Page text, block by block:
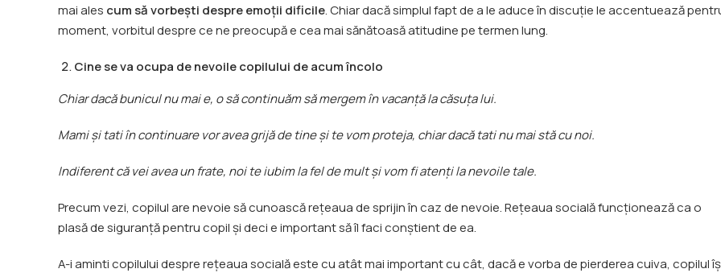
mai ales cum să vorbești despre emoții dificile. Chiar dacă simplul fapt de a le aduce în discuție le accentuează
moment, vorbitul despre ce ne preocupă e cea mai sănătoasă atitudine pe termen lung.
Cine se va ocupa de nevoile copilului de acum încolo
Chiar dacă bunicul nu mai e, o să continuăm să mergem în vacanță la căsuța lui.
Mami și tati în continuare vor avea grijă de tine și te vom proteja, chiar dacă tati nu mai stă cu noi.
Indiferent că vei avea un frate, noi te iubim la fel de mult și vom fi atenți la nevoile tale.
Precum vezi, copilul are nevoie să cunoască rețeaua de sprijin în caz de nevoie. Rețeaua socială funcționează ca o
plasă de siguranță pentru copil și deci e important să îl faci conștient de ea.
A-i aminti copilului despre rețeaua socială este cu atât mai important cu cât, dacă e vorba de pierderea cuiva, copilul